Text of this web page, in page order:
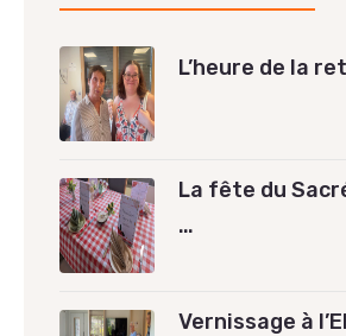
L’heure de la
La fête du
…
Vernissage à